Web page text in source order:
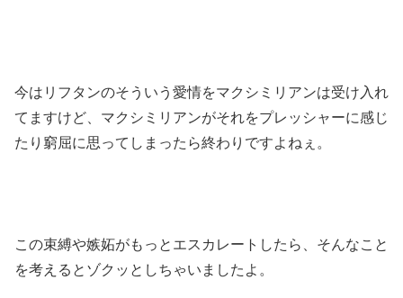
今はリフタンのそういう愛情をマクシミリアンは受け入れ
てますけど、マクシミリアンがそれをプレッシャーに感じ
たり窮屈に思ってしまったら終わりですよねぇ。
この束縛や嫉妬がもっとエスカレートしたら、そんなこと
を考えるとゾクッとしちゃいましたよ。